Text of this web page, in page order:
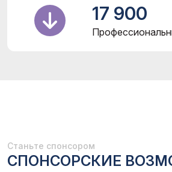
17 900
Станьте спонсором
СПОНСОРСКИЕ